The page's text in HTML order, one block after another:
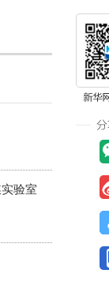
验室